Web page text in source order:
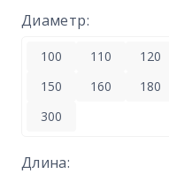
Диаметр:
100 110 120
150
160 180
300
Длина: